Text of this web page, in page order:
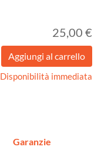
25,00 €
Disponibilità immediata
Garanzie